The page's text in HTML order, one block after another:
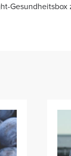
Gesundheitsbox